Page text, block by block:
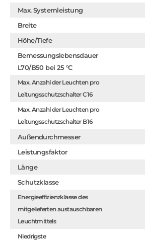
Max. Systemleistung
Breite
Höhe/Tiefe
Bemessungslebensdauer
L70/B50 bei 25 °C
Max. Anzahl der Leuchten pro
Leitungsschutzschalter C16
Max. Anzahl der Leuchten pro
Leitungsschutzschalter B16
Außendurchmesser
Leistungsfaktor
Länge
Schutzklasse
Energieeffizienzklasse des
mitgelieferten austauschbaren
Leuchtmittels
Niedrigste